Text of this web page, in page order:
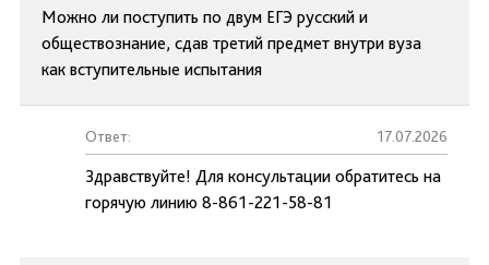
Можно ли поступить по двум ЕГЭ русский и
обществознание, сдав третий предмет внутри вуза
как вступительные испытания
Ответ: 17.07.2026
Здравствуйте! Для консультации обратитесь на
горячую линию 8-861-221-58-81